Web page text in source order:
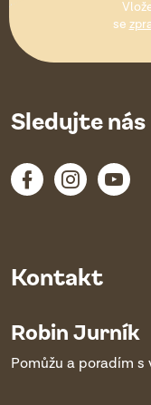
se
Kontakt
Robin Jurník
Pomůžu a poradím s
Sledujte nás